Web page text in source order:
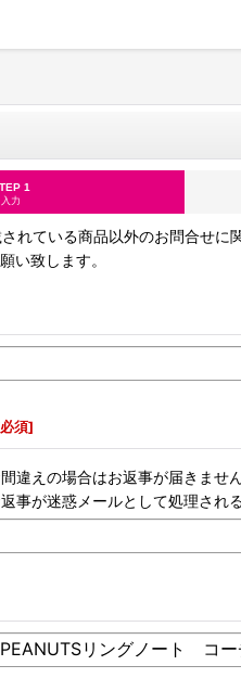
1
入力
れている商品以外のお問合せ
い致します。
必須]
違えの場合はお返事が届きませ
事が迷惑メールとして処理され